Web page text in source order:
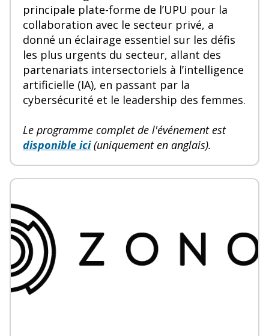
principale plate-forme de l’UPU pour la
collaboration avec le secteur privé, a
donné un éclairage essentiel sur les défis
les plus urgents du secteur, allant des
partenariats intersectoriels à l’intelligence
artificielle (IA), en passant par la
cybersécurité et le leadership des femmes.
Le programme complet de l'événement est
disponible ici(uniquement en anglais).